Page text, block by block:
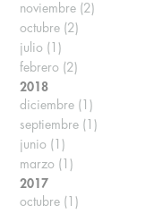
noviembre (2)
octubre (2)
julio (1)
febrero (2)
2018
diciembre (1)
septiembre (1)
junio (1)
marzo (1)
2017
octubre (1)